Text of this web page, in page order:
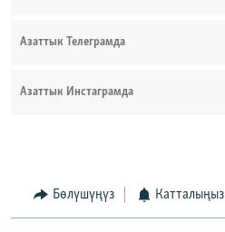
Азаттык Телеграмда
Азаттык Инстаграмда
Бөлүшүңүз Катталыңыз